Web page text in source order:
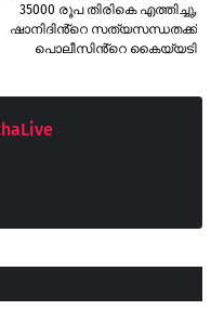
35000 രൂപ തിരികെ എത്തിച്ചു,
ഷാനിദിൻ്റെ സത്യസന്ധതക്ക്
പൊലീസിൻ്റെ കൈയ്യടി